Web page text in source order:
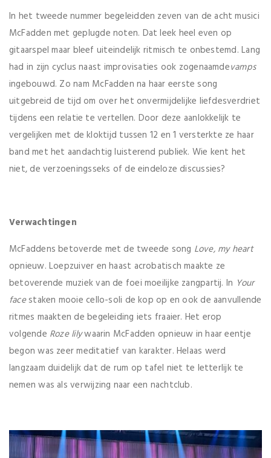
In het tweede nummer begeleidden zeven van de acht musici
McFadden met geplugde noten. Dat leek heel even op
gitaarspel maar bleef uiteindelijk ritmisch te onbestemd. Lang
had in zijn cyclus naast improvisaties ook zogenaamdevamps
ingebouwd. Zo nam McFadden na haar eerste song
uitgebreid de tijd om over het onvermijdelijke liefdesverdriet
tijdens een relatie te vertellen. Door deze aanlokkelijk te
vergelijken met de kloktijd tussen 12 en 1 versterkte ze haar
band met het aandachtig luisterend publiek. Wie kent het
niet, de verzoeningsseks of de eindeloze discussies?
Verwachtingen
McFaddens betoverde met de tweede song Love, my heart
opnieuw. Loepzuiver en haast acrobatisch maakte ze
betoverende muziek van de foei moeilijke zangpartij. In Your
facestaken mooie cello-soli de kop op en ook de aanvullende
ritmes maakten de begeleiding iets fraaier. Het erop
volgende Roze lilywaarin McFadden opnieuw in haar eentje
begon was zeer meditatief van karakter. Helaas werd
langzaam duidelijk dat de rum op tafel niet te letterlijk te
nemen was als verwijzing naar een nachtclub.